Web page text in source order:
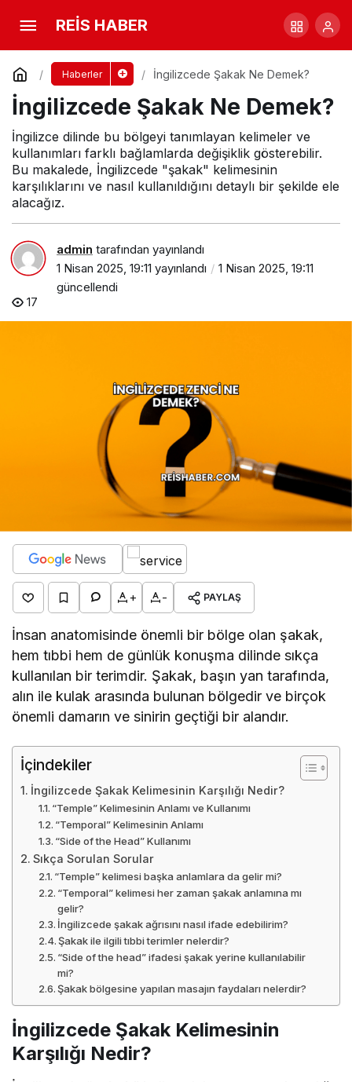
REİS HABER
Haberler İngilizcede Şakak Ne Demek?
İngilizcede Şakak Ne Demek?
İngilizce dilinde bu bölgeyi tanımlayan kelimeler ve
kullanımları farklı bağlamlarda değişiklik gösterebilir.
Bu makalede, İngilizcede "şakak" kelimesinin
karşılıklarını ve nasıl kullanıldığını detaylı bir şekilde ele
alacağız.
admin tarafından yayınlandı
1 Nisan 2025, 19:11 yayınlandı
1 Nisan 2025, 19:11
güncellendi
17
+ - PAYLAŞ
İnsan anatomisinde önemli bir bölge olan şakak,
hem tıbbi hem de günlük konuşma dilinde sıkça
kullanılan bir terimdir. Şakak, başın yan tarafında,
alın ile kulak arasında bulunan bölgedir ve birçok
önemli damarın ve sinirin geçtiği bir alandır.
İçindekiler
İngilizcede Şakak Kelimesinin Karşılığı Nedir?
“Temple” Kelimesinin Anlamı ve Kullanımı
“Temporal” Kelimesinin Anlamı
“Side of the Head” Kullanımı
Sıkça Sorulan Sorular
“Temple” kelimesi başka anlamlara da gelir mi?
“Temporal” kelimesi her zaman şakak anlamına mı
gelir?
İngilizcede şakak ağrısını nasıl ifade edebilirim?
Şakak ile ilgili tıbbi terimler nelerdir?
“Side of the head” ifadesi şakak yerine kullanılabilir
mi?
Şakak bölgesine yapılan masajın faydaları nelerdir?
İngilizcede Şakak Kelimesinin
Karşılığı Nedir?
İngilizcede Şakak Ne Demek?
Yorum Yap